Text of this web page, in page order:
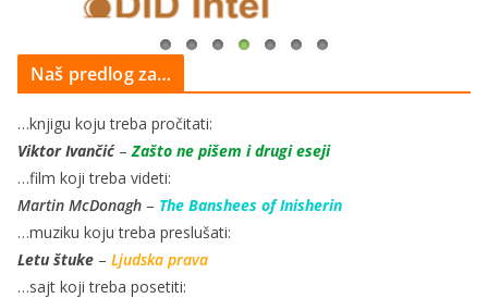
Naš predlog za…
…knjigu koju treba pročitati:
Viktor Ivančić–Zašto ne pišem i drugi eseji
…film koji treba videti:
Martin McDonagh – The Banshees of Inisherin
…muziku koju treba preslušati:
Letu štuke – Ljudska prava
…sajt koji treba posetiti: